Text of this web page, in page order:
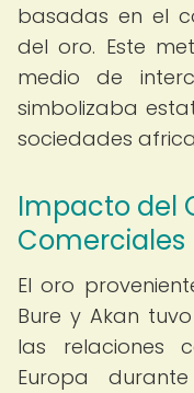
basadas en el
del oro. Este
medio de
simbolizaba
sociedades
Impacto del
Comerciales
El oro
Bure y Akan
las relaciones
Europa